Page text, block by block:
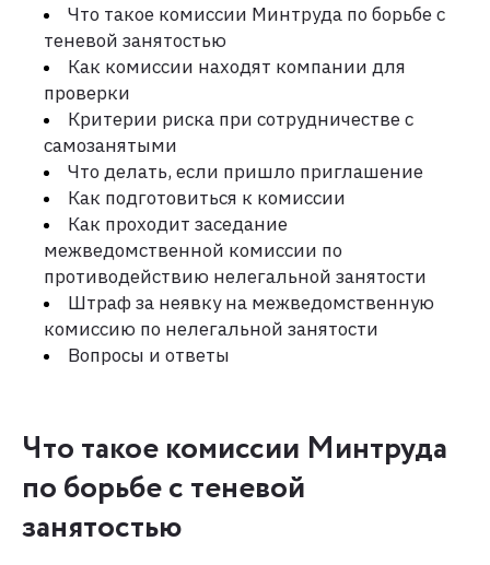
Что такое комиссии Минтруда по борьбе с
теневой занятостью
Как комиссии находят компании для
проверки
Критерии риска при сотрудничестве с
самозанятыми
Что делать, если пришло приглашение
Как подготовиться к комиссии
Как проходит заседание
межведомственной комиссии по
противодействию нелегальной занятости
Штраф за неявку на межведомственную
комиссию по нелегальной занятости
Вопросы и ответы
Что такое комиссии Минтруда
по борьбе с теневой
занятостью